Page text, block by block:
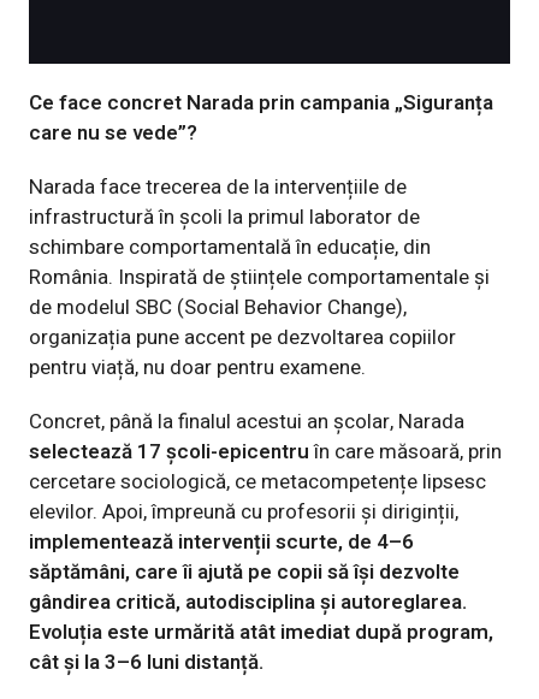
Ce face concret Narada prin campania „Siguranța
care nu se vede”?
Narada face trecerea de la intervențiile de
infrastructură în școli la primul laborator de
schimbare comportamentală în educație, din
România. Inspirată de științele comportamentale și
de modelul SBC (Social Behavior Change),
organizația pune accent pe dezvoltarea copiilor
pentru viață, nu doar pentru examene.
Concret, până la finalul acestui an școlar, Narada
selectează 17 școli-epicentruîn care măsoară, prin
cercetare sociologică, ce metacompetențe lipsesc
elevilor. Apoi, împreună cu profesorii și diriginții,
implementează intervenții scurte, de 4–6
săptămâni, care îi ajută pe copii să își dezvolte
gândirea critică, autodisciplina și autoreglarea.
Evoluția este urmărită atât imediat după program,
cât și la 3–6 luni distanță.